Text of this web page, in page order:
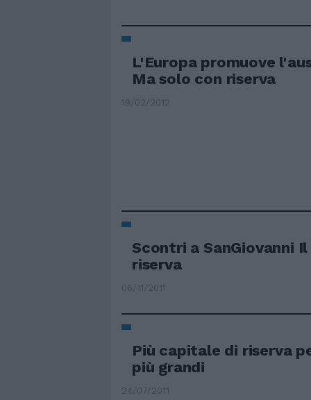
L'Europa promuove
Ma solo con riserva
19/02/2012
Scontri a SanGiovanni Il
riserva
06/11/2011
Più capitale di riserva
più grandi
24/07/2011